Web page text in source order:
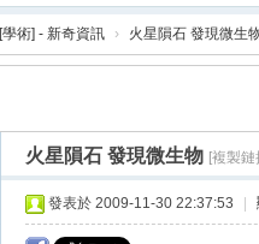
[學術] - 新奇資訊 › 火星隕石 發現微生
火星隕石 發現微生物 [複製鏈
發表於 2009-11-30 22:37:53